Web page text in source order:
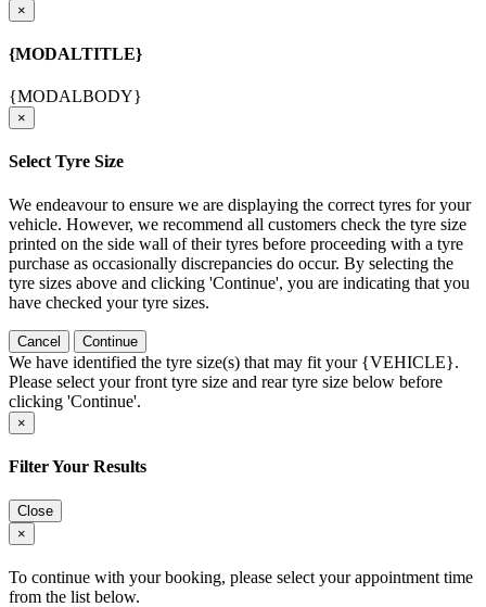
×
{MODALTITLE}
{MODALBODY}
×
Select Tyre Size
We endeavour to ensure we are displaying the correct tyres for your
vehicle. However, we recommend all customers check the tyre size
printed on the side wall of their tyres before proceeding with a tyre
purchase as occasionally discrepancies do occur. By selecting the
tyre sizes above and clicking 'Continue', you are indicating that you
have checked your tyre sizes.
Cancel Continue
We have identified the tyre size(s) that may fit your {VEHICLE}.
Please select your front tyre size and rear tyre size below before
clicking 'Continue'.
×
Filter Your Results
Close
×
To continue with your booking, please select your appointment time
from the list below.